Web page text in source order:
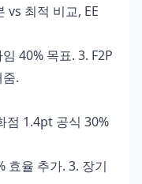
vs 최적 비교, EE
40% 목표. 3. F2P
.
점 1.4pt 공식 30%
효율 추가. 3. 장기